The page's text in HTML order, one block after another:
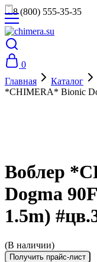
8 (800) 555-35-35
0
Главная
Каталог
*CHIMERA* Bionic
Воблер
Dogma
1.5m)
(В наличии)
Получить прайс-лист